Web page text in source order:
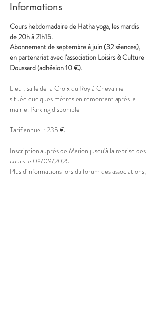
Informations
Cours hebdomadaire de Hatha yoga, les mardis
de 20h à 21h15.
Abonnement de septembre à juin (32 séances),
en partenariat avec l'association Loisirs & Culture
Doussard (adhésion 10 €).
Lieu : salle de la Croix du Roy à Chevaline -
située quelques mètres en remontant après la
mairie. Parking disponible
Tarif annuel : 235 €
Inscription auprès de Marion jusqu'à la reprise des
cours le 08/09/2025.
Plus d'informations lors du forum des associations,